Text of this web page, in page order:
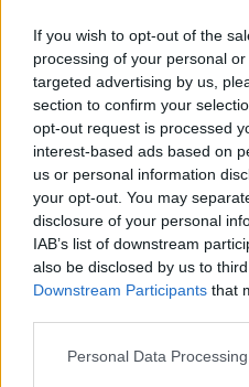
If you wish to opt-out of the
processing of your personal
targeted advertising by us,
section to confirm your
opt-out request is processed
interest-based ads based on
us or personal information
your opt-out. You may
disclosure of your personal
IAB’s list of downstream
also be disclosed by us to
Downstream Participants that
Please note that this website/
Personal Data